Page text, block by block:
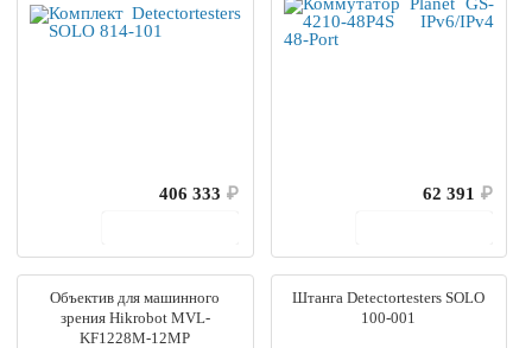
406 333 ₽
62 391 ₽
Объектив для машинного
зрения Hikrobot MVL-
KF1228M-12MP
Штанга Detectortesters SOLO
100-001